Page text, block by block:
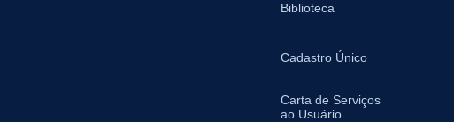
Biblioteca
Cadastro Único
Carta de Serviços
ao Usuário